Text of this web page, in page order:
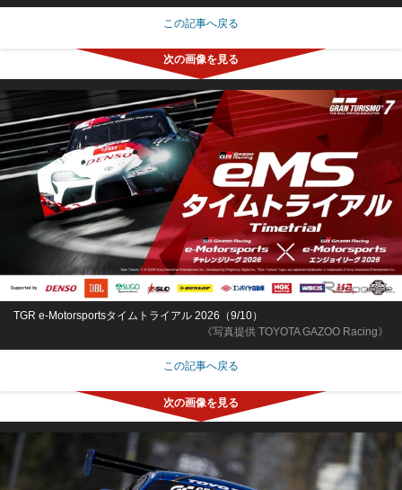
この記事へ戻る
《写真提供 TOYOTA GAZOO Racing》
TGR e-Motorsportsタイムトライアル 2026（9/10）
この記事へ戻る